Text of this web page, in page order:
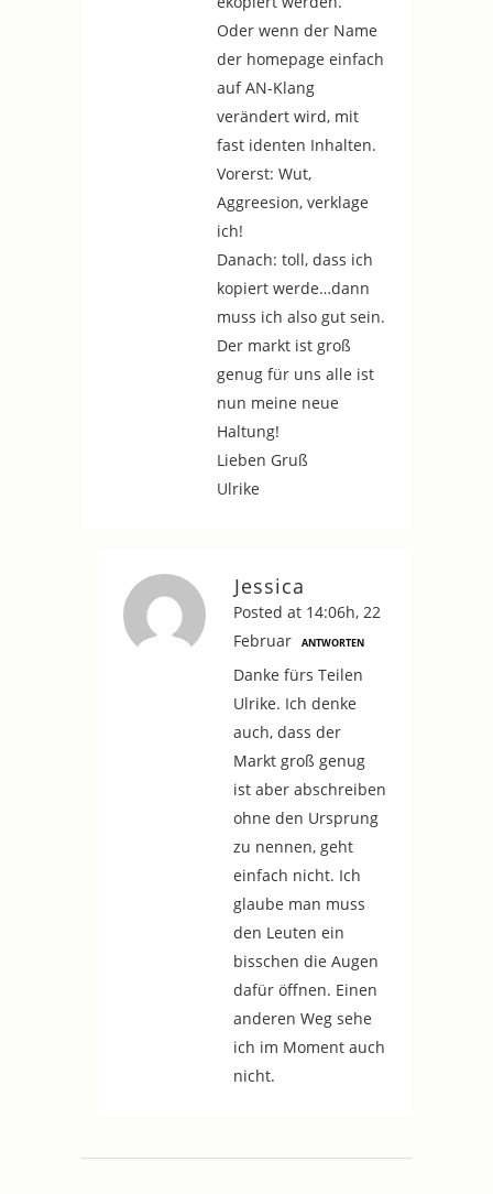
Oder wenn der Name
der homepage einfach
auf AN-Klang
verändert wird, mit
fast identen Inhalten.
Vorerst: Wut,
Aggreesion, verklage
ich!
Danach: toll, dass ich
kopiert werde…dann
muss ich also gut sein.
Der markt ist groß
genug für uns alle ist
nun meine neue
Haltung!
Lieben Gruß
Ulrike
Jessica
Posted at 14:06h, 22
Februar
ANTWORTEN
Danke fürs Teilen
Ulrike. Ich denke
auch, dass der
Markt groß genug
ist aber abschreiben
ohne den Ursprung
zu nennen, geht
einfach nicht. Ich
glaube man muss
den Leuten ein
bisschen die Augen
dafür öffnen. Einen
anderen Weg sehe
ich im Moment auch
nicht.